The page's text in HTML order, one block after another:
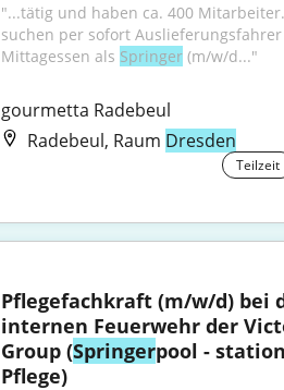
"...tätig und haben ca. 400
suchen per sofort
Mittagessen als Springer (m/w/d..."
gourmetta Radebeul
Radebeul, Raum Dresden
Teilzeit
Pflegefachkraft (m/w/d) bei
internen Feuerwehr der
Group (Springerpool -
Pflege)